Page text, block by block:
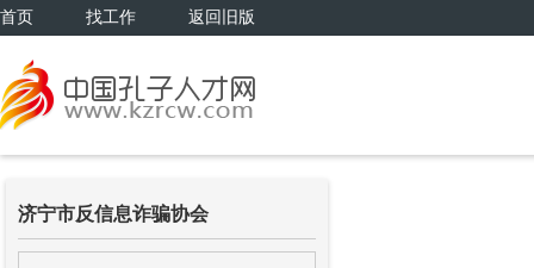
首页 找工作 返回旧版
济宁市反信息诈骗协会